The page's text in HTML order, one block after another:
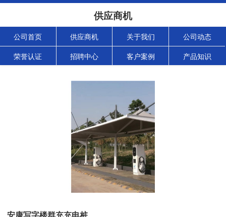
供应商机
公司首页 供应商机 关于我们 公司动态
荣誉认证 招聘中心 客户案例 产品知识